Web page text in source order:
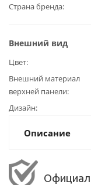
Страна бренда
Внешний вид
Цвет
Внешний материал
верхней панели
Дизайн
Описание